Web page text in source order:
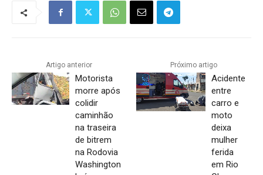
Artigo anterior
Motorista
morre após
colidir
caminhão
na traseira
de bitrem
na Rodovia
Washington
Próximo artigo
Acidente
entre
carro e
moto
deixa
mulher
ferida
em Rio